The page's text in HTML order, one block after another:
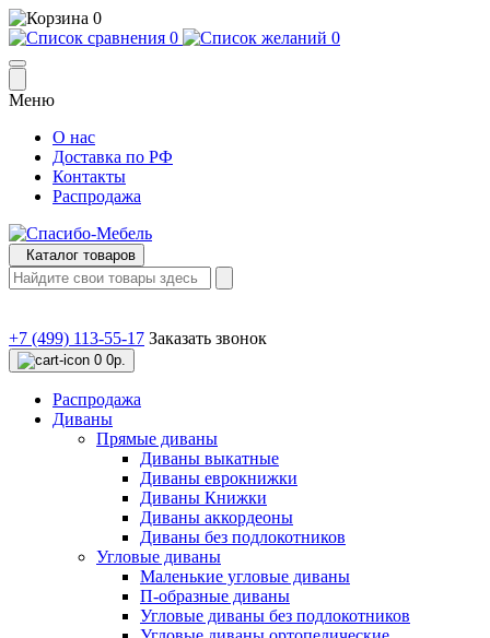
0
0
0
Меню
О нас
Доставка по РФ
Контакты
Распродажа
Каталог товаров
+7 (499) 113-55-17 Заказать звонок
0 0р.
Распродажа
Диваны
Прямые диваны
Диваны выкатные
Диваны еврокнижки
Диваны Книжки
Диваны аккордеоны
Диваны без подлокотников
Угловые диваны
Маленькие угловые диваны
П-образные диваны
Угловые диваны без подлокотников